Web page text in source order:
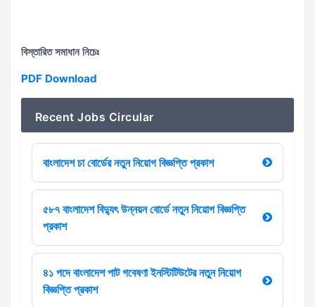
বিস্তারিত সমাধান নিচেঃ
PDF Download
Recent Jobs Circular
বাংলাদেশ চা বোর্ডের নতুন নিয়োগ বিজ্ঞপ্তি প্রকাশ
৫৮৭ বাংলাদেশ বিদ্যুৎ উন্নয়ন বোর্ডে নতুন নিয়োগ বিজ্ঞপ্তি
প্রকাশ
৪১ পদে বাংলাদেশ পাট গবেষণা ইনস্টিটিউটের নতুন নিয়োগ
বিজ্ঞপ্তি প্রকাশ